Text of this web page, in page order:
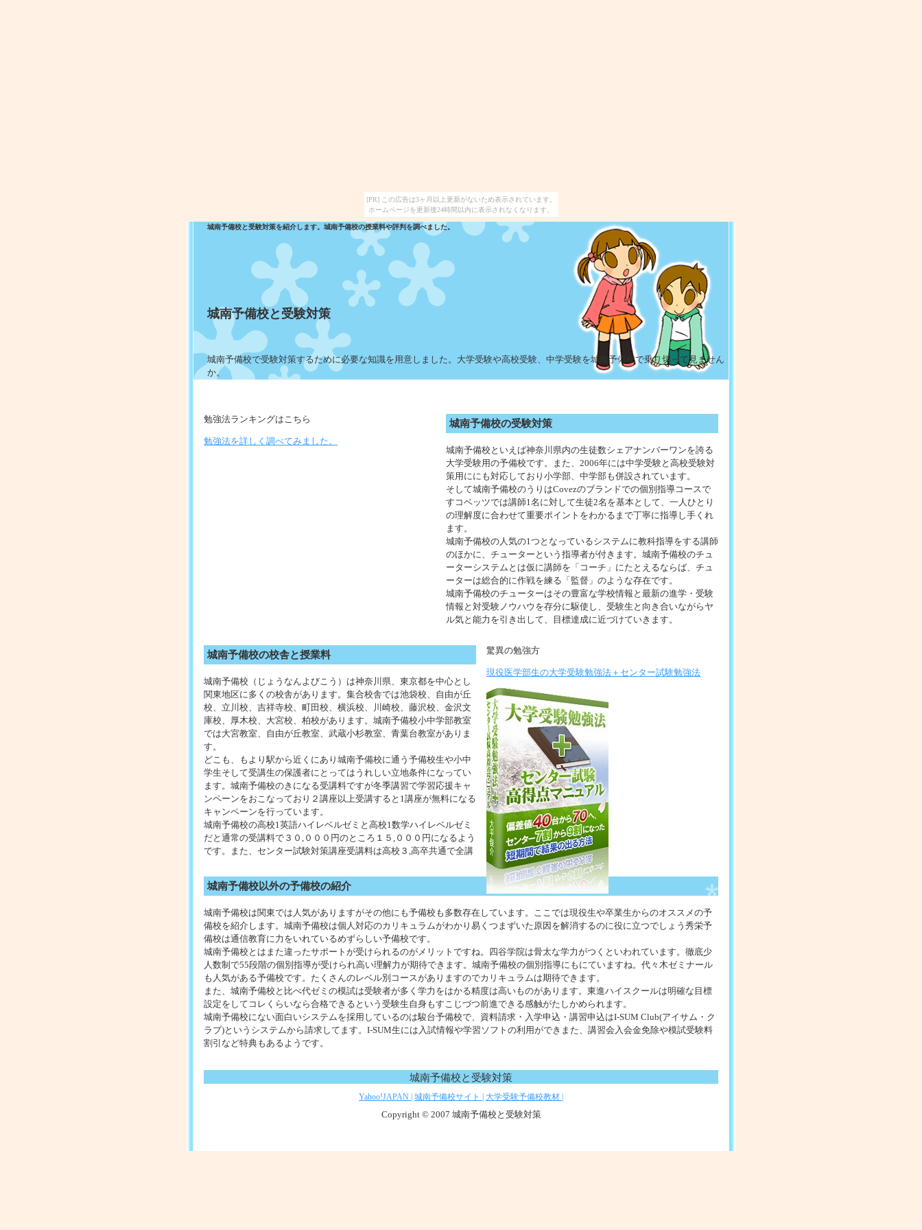
[PR] この広告は3ヶ月以上更新がないため表示されています。
ホームページを更新後24時間以内に表示されなくなります。
城南予備校と受験対策を紹介します。城南予備校の授業料や評判を調べました。
城南予備校と受験対策
城南予備校で受験対策するために必要な知識を用意しました。大学受験や高校受験、中学受験を城南予備校で乗り切って見ません
か。
勉強法ランキングはこちら
勉強法を詳しく調べてみました。
城南予備校の受験対策
城南予備校といえば神奈川県内の生徒数シェアナンバーワンを誇る
大学受験用の予備校です。また、2006年には中学受験と高校受験対
策用ににも対応しており小学部、中学部も併設されています。
そして城南予備校のうりはCovezのブランドでの個別指導コースで
すコベッツでは講師1名に対して生徒2名を基本として、一人ひとり
の理解度に合わせて重要ポイントをわかるまで丁寧に指導し手くれ
ます。
城南予備校の人気の1つとなっているシステムに教科指導をする講師
のほかに、チューターという指導者が付きます。城南予備校のチュ
ーターシステムとは仮に講師を「コーチ」にたとえるならば、チュ
ーターは総合的に作戦を練る「監督」のような存在です。
城南予備校のチューターはその豊富な学校情報と最新の進学・受験
情報と対受験ノウハウを存分に駆使し、受験生と向き合いながらヤ
ル気と能力を引き出して、目標達成に近づけていきます。
習システムがデータベースが用意されています。城南予備校の入試
効果を発揮しています。
城南予備校の校舎と授業料
城南予備校（じょうなんよびこう）は神奈川県、東京都を中心とし
関東地区に多くの校舎があります。集合校舎では池袋校、自由が丘
校、立川校、吉祥寺校、町田校、横浜校、川崎校、藤沢校、金沢文
庫校、厚木校、大宮校、柏校があります。城南予備校小中学部教室
では大宮教室、自由が丘教室、武蔵小杉教室、青葉台教室がありま
す。
どこも、もより駅から近くにあり城南予備校に通う予備校生や小中
学生そして受講生の保護者にとってはうれしい立地条件になってい
ます。城南予備校のきになる受講料ですが冬季講習で学習応援キャ
ンペーンをおこなっており２講座以上受講すると1講座が無料になる
キャンペーンを行っています。
城南予備校の高校1英語ハイレベルゼミと高校1数学ハイレベルゼミ
だと通常の受講料で３０,０００円のところ１５,０００円になるよう
です。また、センター試験対策講座受講料は高校３,高卒共通で全講
通常授業での城南予備校の授業料はさまざまなコースがあるため、
明確な受講料はわかりません。学費は月別に払うシステムになって
く場合はどこの予備校でも年間１００万円はかかるようですから
事前に検討するべきでしょう。
驚異の勉強方
現役医学部生の大学受験勉強法＋センター試験勉強法
城南予備校以外の予備校の紹介
城南予備校は関東では人気がありますがその他にも予備校も多数存在しています。ここでは現役生や卒業生からのオススメの予
備校を紹介します。城南予備校は個人対応のカリキュラムがわかり易くつまずいた原因を解消するのに役に立つでしょう秀栄予
備校は通信教育に力をいれているめずらしい予備校です。
城南予備校とはまた違ったサポートが受けられるのがメリットですね。四谷学院は骨太な学力がつくといわれています。徹底少
人数制で55段階の個別指導が受けられ高い理解力が期待できます。城南予備校の個別指導にもにていますね。代々木ゼミナール
も人気がある予備校です。たくさんのレベル別コースがありますのでカリキュラムは期待できます。
また、城南予備校と比べ代ゼミの模試は受験者が多く学力をはかる精度は高いものがあります。東進ハイスクールは明確な目標
設定をしてコレくらいなら合格できるという受験生自身もすこじづつ前進できる感触がたしかめられます。
城南予備校にない面白いシステムを採用しているのは駿台予備校で、資料請求・入学申込・講習申込はI-SUM Club(アイサム・ク
ラブ)というシステムから請求してます。I-SUM生には入試情報や学習ソフトの利用ができまた、講習会入会金免除や模試受験料
割引など特典もあるようです。
城南予備校と受験対策
Yahoo!JAPAN | 城南予備校サイト | 大学受験予備校教材 |
Copyright © 2007 城南予備校と受験対策